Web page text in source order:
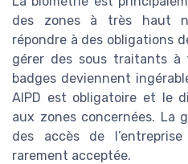
des zones à très haut
répondre à des obligations
gérer des sous traitants
badges deviennent
AIPD est obligatoire et le
aux zones concernées. La
des accès de
rarement acceptée.